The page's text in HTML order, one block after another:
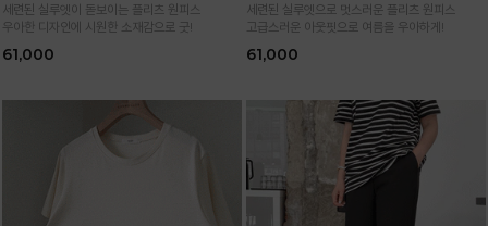
세련된 실루엣이 돋보이는 플리츠 원피스
우아한 디자인에 시원한 소재감으로 굿!
61,000
세련된 실루엣으로 멋스러운 플리츠 원피스
고급스러운 아웃핏으로 여름을 우아하게!
61,000